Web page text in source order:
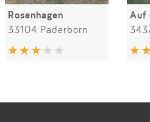
Rosenhagen
33104 Paderborn
Auf